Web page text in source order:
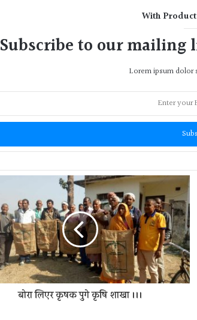
With
Subscribe to our mailing
Lorem ipsum dolor
बोरा लिएर कृषक पुगे कृषि शाखा ।।।